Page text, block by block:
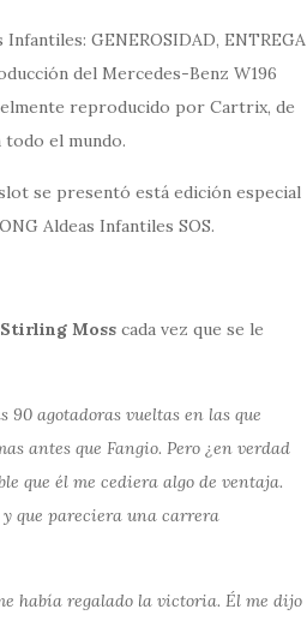
GENEROSIDAD, ENTREGA
del Mercedes-Benz W196
reproducido por Cartrix, de
todo el mundo.
se presentó está edición especial
Aldeas Infantiles SOS.
Stirling Moss cada vez que se le
agotadoras vueltas en las que
antes que Fangio. Pero ¿en verdad
que él me cediera algo de ventaja.
que pareciera una carrera
había regalado la victoria. Él me dijo